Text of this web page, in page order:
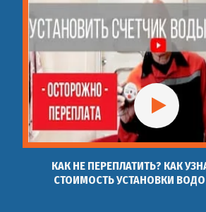
КАК НЕ ПЕРЕПЛАТИТЬ? КАК
СТОИМОСТЬ УСТАНОВКИ